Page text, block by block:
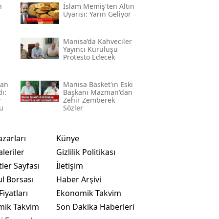
İslam Memiş'ten Altın
Uyarısı: Yarın Geliyor
Manisa’da Kahveciler
Yayıncı Kuruluşu
Protesto Edecek
Manisa Basket'in Eski
Başkanı Mazman'dan
Zehir Zemberek
Sözler
Sayfası
Borsası
Takvim
Künye
Gizlilik Politikası
İletişim
Haber Arşivi
Ekonomik Takvim
Son Dakika Haberleri